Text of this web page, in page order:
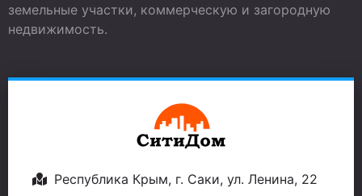
земельные участки, коммерческую и загородную
недвижимость.
Республика Крым, г. Саки, ул. Ленина, 22